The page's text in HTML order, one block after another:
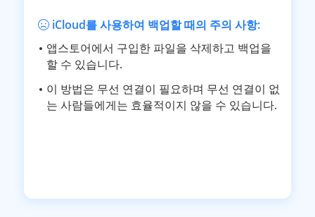
iCloud를 사용하여 백업할 때의 주의 사항:
앱스토어에서 구입한 파일을 삭제하고 백업을
할 수 있습니다.
이 방법은 무선 연결이 필요하며 무선 연결이 없
는 사람들에게는 효율적이지 않을 수 있습니다.